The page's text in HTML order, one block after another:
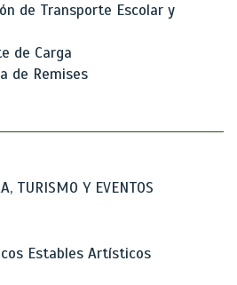
de Transporte Escolar y
de Carga
de Remises
TURISMO Y EVENTOS
Estables Artísticos